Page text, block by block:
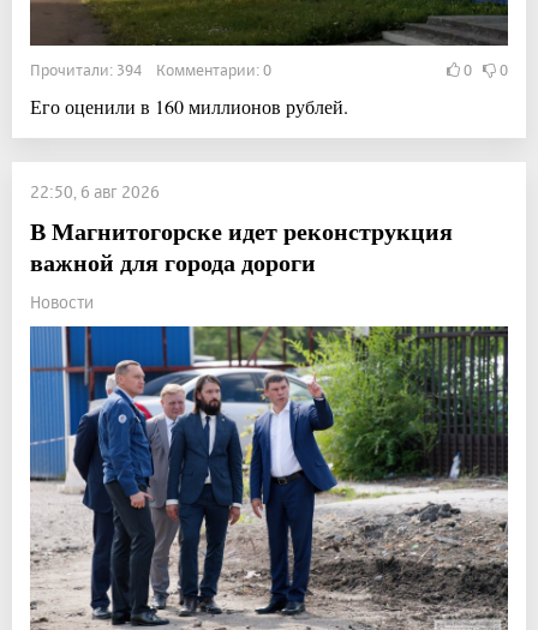
Прочитали: 394 Комментарии: 0 0 0
Его оценили в 160 миллионов рублей.
22:50, 6 авг 2026
В Магнитогорске идет реконструкция
важной для города дороги
Новости